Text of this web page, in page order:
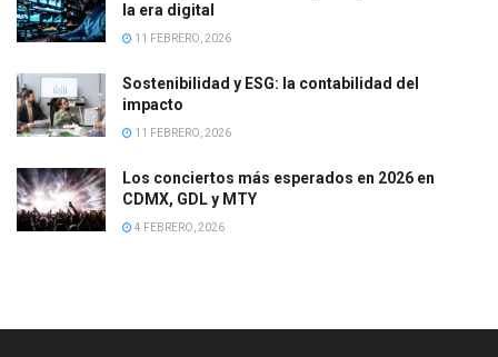
la era digital
11 FEBRERO, 2026
Sostenibilidad y ESG: la contabilidad del
impacto
11 FEBRERO, 2026
Los conciertos más esperados en 2026 en
CDMX, GDL y MTY
4 FEBRERO, 2026